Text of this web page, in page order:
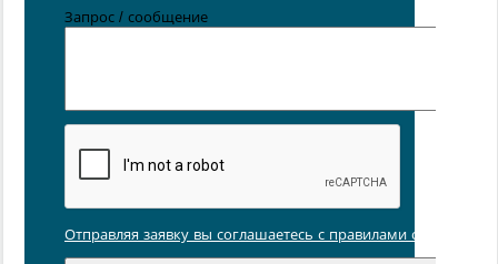
Запрос / сообщение
Отправляя заявку вы соглашаетесь с правилами обработки